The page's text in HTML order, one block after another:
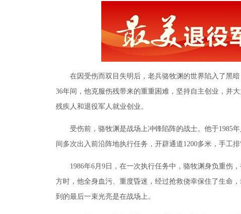
在因受伤而双目失明后，老兵骆牧渊的世界陷入了黑暗
36年间，他克服伤残带来的重重困难，坚持自主创业，并
残疾人和退役军人就业创业。
受伤前，骆牧渊是战场上冲锋陷阵的战士。他于1985年
间多次出入前沿阵地执行任务，开辟通道1200多米，手工排
1986年6月9日，在一次执行任务中，骆牧渊身负重伤，
方时，他全身血污、重度昏迷，经过抢救侥幸保住了生命
到的最后一束光亮是在战场上。